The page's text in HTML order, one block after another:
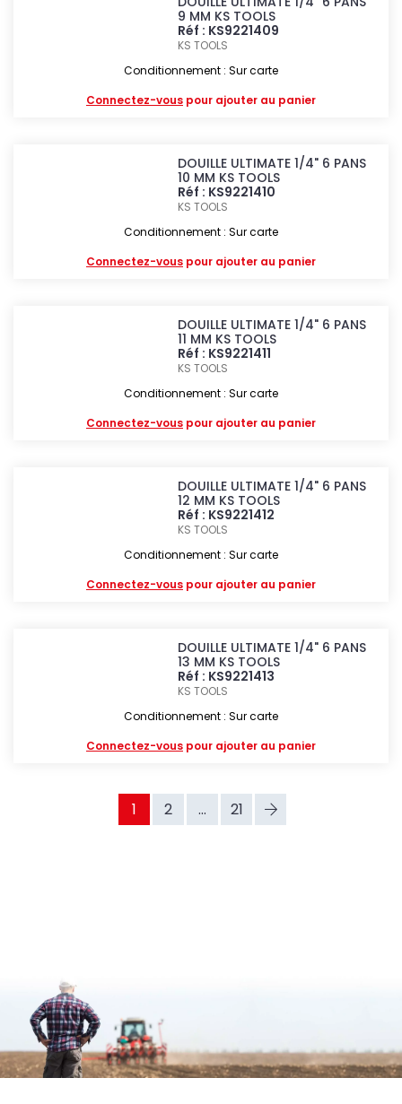
9 MM KS TOOLS
Réf : KS9221409
KS TOOLS
Conditionnement : Sur carte
Connectez-vous pour ajouter au panier
DOUILLE ULTIMATE 1/4" 6 PANS
10 MM KS TOOLS
Réf : KS9221410
KS TOOLS
Conditionnement : Sur carte
Connectez-vous pour ajouter au panier
DOUILLE ULTIMATE 1/4" 6 PANS
11 MM KS TOOLS
Réf : KS9221411
KS TOOLS
Conditionnement : Sur carte
Connectez-vous pour ajouter au panier
DOUILLE ULTIMATE 1/4" 6 PANS
12 MM KS TOOLS
Réf : KS9221412
KS TOOLS
Conditionnement : Sur carte
Connectez-vous pour ajouter au panier
DOUILLE ULTIMATE 1/4" 6 PANS
13 MM KS TOOLS
Réf : KS9221413
KS TOOLS
Conditionnement : Sur carte
Connectez-vous pour ajouter au panier
1 2 ... 21